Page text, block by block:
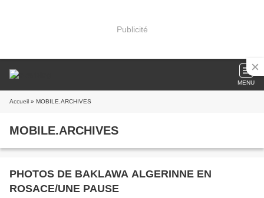
Publicité
MENU
Accueil » MOBILE.ARCHIVES
MOBILE.ARCHIVES
PHOTOS DE BAKLAWA ALGERINNE EN
ROSACE/UNE PAUSE